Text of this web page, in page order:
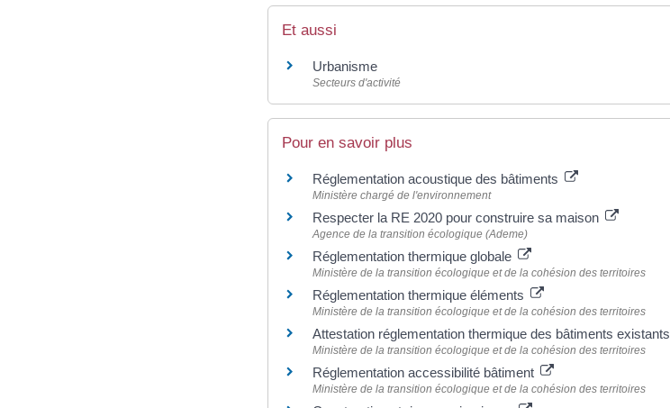
Et aussi
Urbanisme
Secteurs d'activité
Pour en savoir plus
Réglementation acoustique des bâtiments
Ministère chargé de l'environnement
Respecter la RE 2020 pour construire sa maison
Agence de la transition écologique (Ademe)
Réglementation thermique globale
Ministère de la transition écologique et de la cohésion des territoires
Réglementation thermique éléments
Ministère de la transition écologique et de la cohésion des territoires
Attestation réglementation thermique des bâtiments existants
Ministère de la transition écologique et de la cohésion des territoires
Réglementation accessibilité bâtiment
Ministère de la transition écologique et de la cohésion des territoires